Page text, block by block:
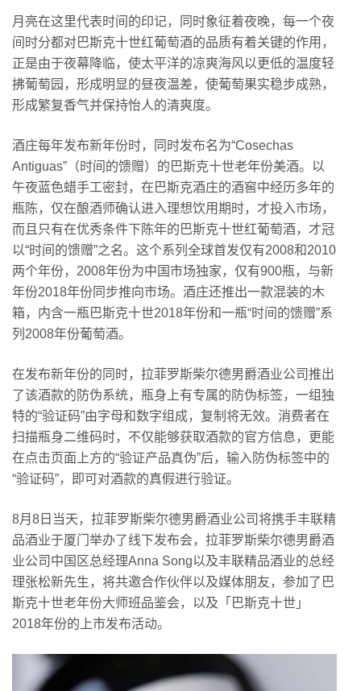
月亮在这里代表时间的印记，同时象征着夜晚，每一个夜
间时分都对巴斯克十世红葡萄酒的品质有着关键的作用，
正是由于夜幕降临，使太平洋的凉爽海风以更低的温度轻
拂葡萄园，形成明显的昼夜温差，使葡萄果实稳步成熟，
形成繁复香气并保持怡人的清爽度。
酒庄每年发布新年份时，同时发布名为“Cosechas
Antiguas”（时间的馈赠）的巴斯克十世老年份美酒。 以
午夜蓝色蜡手工密封，在巴斯克酒庄的酒窖中经历多年的
瓶陈，仅在酿酒师确认进入理想饮用期时，才投入市场，
而且只有在优秀条件下陈年的巴斯克十世红葡萄酒，才冠
以“时间的馈赠”之名。 这个系列全球首发仅有2008和2010
两个年份，2008年份为中国市场独家，仅有900瓶，与新
年份2018年份同步推向市场。 酒庄还推出一款混装的木
箱，内含一瓶巴斯克十世2018年份和一瓶“时间的馈赠”系
列2008年份葡萄酒。
在发布新年份的同时，拉菲罗斯柴尔德男爵酒业公司推出
了该酒款的防伪系统，瓶身上有专属的防伪标签，一组独
特的“验证码”由字母和数字组成，复制将无效。消费者在
扫描瓶身二维码时，不仅能够获取酒款的官方信息，更能
在点击页面上方的“验证产品真伪”后，输入防伪标签中的
“验证码”，即可对酒款的真假进行验证。
8月8日当天，拉菲罗斯柴尔德男爵酒业公司将携手丰联精
品酒业于厦门举办了线下发布会，拉菲罗斯柴尔德男爵酒
业公司中国区总经理Anna Song以及丰联精品酒业的总经
理张松新先生，将共邀合作伙伴以及媒体朋友，参加了巴
斯克十世老年份大师班品鉴会，以及「巴斯克十世」
2018年份的上市发布活动。